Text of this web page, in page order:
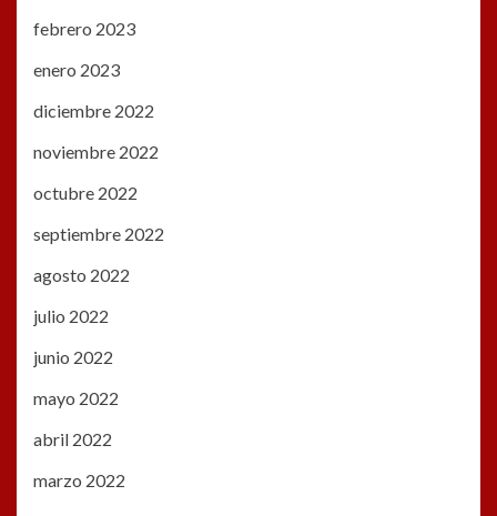
febrero 2023
enero 2023
diciembre 2022
noviembre 2022
octubre 2022
septiembre 2022
agosto 2022
julio 2022
junio 2022
mayo 2022
abril 2022
marzo 2022